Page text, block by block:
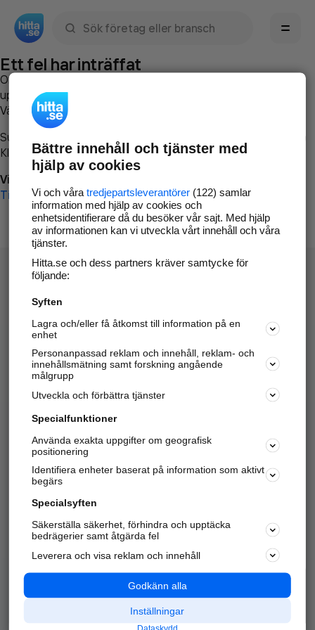
Ett fel har inträffat
Om du vill kan du
uppstod så att vi lättare och snabbare kan avhjälpa det.
Vänligen försök med följande:
Surfa till
Klicka påTillbaka-knappen i webbläsaren och försök igen
Vi beklagar besväret!
Till startsidan
Hitta.se - Gratis nummerupplysning.
Sök företag, personer och platser.
Hitta telefonnummer, adresser, företagsinfo mm.
Marknadsför företaget
Kom igång och annonsera mot
samarbetspartners nära dig.
Alla kategorier
Populära sökningar
API & Kartor
Annonsera
Integritet
Nödnummer
Bättre innehåll och tjänster med
hjälp av cookies
Vi och våra tredjepartsleverantörer(122) samlar
information med hjälp av cookies och
enhetsidentifierare då du besöker vår sajt. Med hjälp
av informationen kan vi utveckla vårt innehåll och våra
tjänster.
Hitta.se och dess partners kräver samtycke för
följande:
Syften
Lagra och/eller få åtkomst till information på en
enhet
Personanpassad reklam och innehåll, reklam- och
innehållsmätning samt forskning angående
målgrupp
Utveckla och förbättra tjänster
Specialfunktioner
Använda exakta uppgifter om geografisk
positionering
Identifiera enheter baserat på information som aktivt
begärs
Specialsyften
Säkerställa säkerhet, förhindra och upptäcka
bedrägerier samt åtgärda fel
Leverera och visa reklam och innehåll
Godkänn alla
Inställningar
Dataskydd